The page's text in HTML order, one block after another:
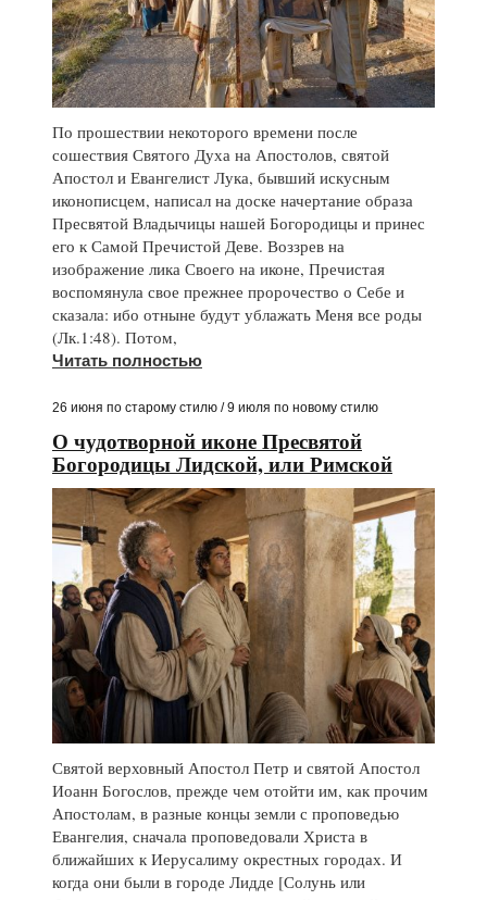
По прошествии некоторого времени после
сошествия Святого Духа на Апостолов, святой
Апостол и Евангелист Лука, бывший искусным
иконописцем, написал на доске начертание образа
Пресвятой Владычицы нашей Богородицы и принес
его к Самой Пречистой Деве. Воззрев на
изображение лика Своего на иконе, Пречистая
воспомянула свое прежнее пророчество о Себе и
сказала: ибо отныне будут ублажать Меня все роды
(Лк.1:48). Потом,
Читать полностью
26 июня по старому стилю / 9 июля по новому стилю
О чудотворной иконе Пресвятой
Богородицы Лидской, или Римской
Святой верховный Апостол Петр и святой Апостол
Иоанн Богослов, прежде чем отойти им, как прочим
Апостолам, в разные концы земли с проповедью
Евангелия, сначала проповедовали Христа в
ближайших к Иерусалиму окрестных городах. И
когда они были в городе Лидде [Солунь или